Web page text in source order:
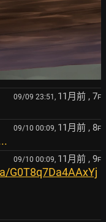
09/09 23:51, 11月前 , 7F
09/10 00:09, 11月前 , 8F
09/10 00:09, 11月前 , 9F
G0T8q7Da4AAxYj